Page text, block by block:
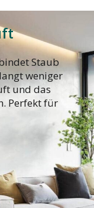
Staub
weniger
und das
Perfekt für